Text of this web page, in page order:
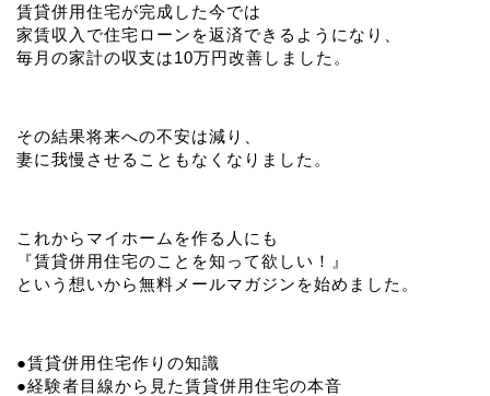
賃貸併用住宅が完成した今では
家賃収入で住宅ローンを返済できるようになり、
毎月の家計の収支は10万円改善しました。
その結果将来への不安は減り、
妻に我慢させることもなくなりました。
これからマイホームを作る人にも
『賃貸併用住宅のことを知って欲しい！』
という想いから無料メールマガジンを始めました。
●賃貸併用住宅作りの知識
●経験者目線から見た賃貸併用住宅の本音